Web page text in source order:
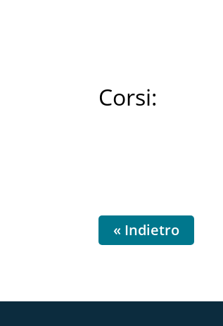
Corsi:
« Indietro